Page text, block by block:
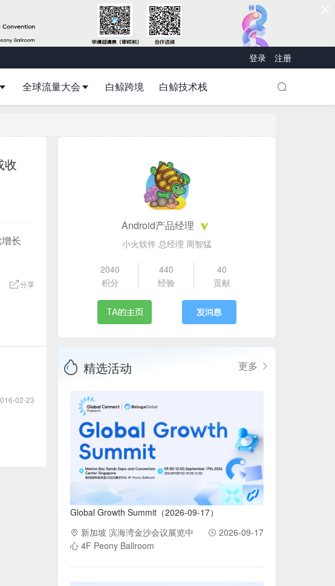
登录 注册
全球流量大会 白鲸跨境 白鲸技术栈
收
长
分享
02-23
Android产品经理
小火软件 总经理 周智猛
2040
积分
440
经验
40
贡献
精选活动 更多
Global Growth Summit（2026-09-17）
新加坡 滨海湾金沙会议展览中
心 4F Peony Ballroom
2026-09-17